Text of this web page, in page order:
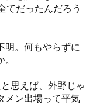
てだったんだろう
明。何もやらずに
思えば、外野じゃ
メン出場って平気